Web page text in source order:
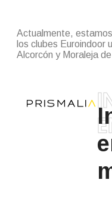
Actualmente,
los clubes Euroindoor
Alcorcón y Moraleja